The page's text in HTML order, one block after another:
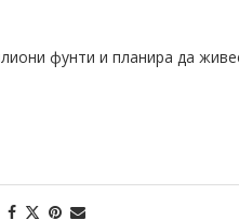
фунти и планира да